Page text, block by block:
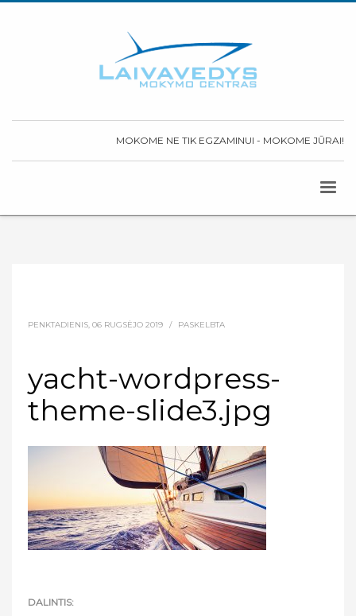
MOKOME NE TIK EGZAMINUI - MOKOME JŪRAI!
PENKTADIENIS, 06 RUGSĖJO 2019 / PASKELBTA
yacht-wordpress-
theme-slide3.jpg